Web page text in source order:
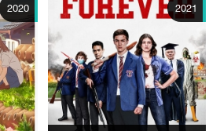
2020 2021